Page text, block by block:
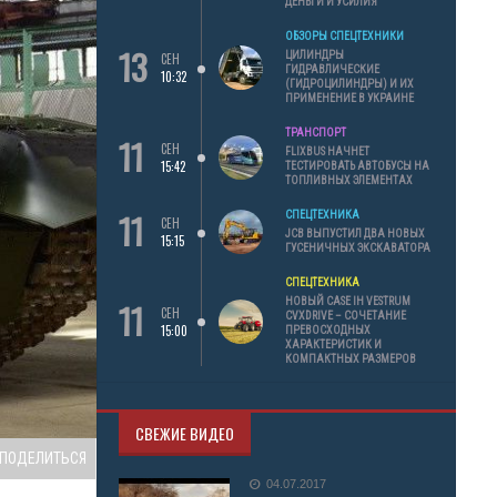
13
СЕН
10:32
ОБЗОРЫ СПЕЦТЕХНИКИ
ЦИЛИНДРЫ
ГИДРАВЛИЧЕСКИЕ
(ГИДРОЦИЛИНДРЫ) И ИХ
ПРИМЕНЕНИЕ В УКРАИНЕ
11
СЕН
15:42
ТРАНСПОРТ
FLIXBUS НАЧНЕТ
ТЕСТИРОВАТЬ АВТОБУСЫ НА
ТОПЛИВНЫХ ЭЛЕМЕНТАХ
11
СЕН
15:15
СПЕЦТЕХНИКА
JCB ВЫПУСТИЛ ДВА НОВЫХ
ГУСЕНИЧНЫХ ЭКСКАВАТОРА
11
СЕН
15:00
СПЕЦТЕХНИКА
НОВЫЙ CASE IH VESTRUM
CVXDRIVE – СОЧЕТАНИЕ
ПРЕВОСХОДНЫХ
ХАРАКТЕРИСТИК И
КОМПАКТНЫХ РАЗМЕРОВ
СВЕЖИЕ ВИДЕО
04.07.2017